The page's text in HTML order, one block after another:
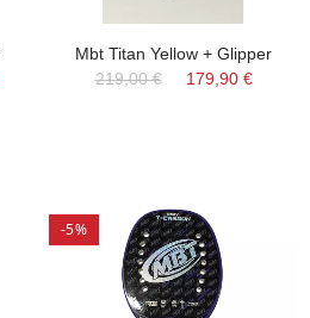
Mbt Titan Yellow + Glipper
219,00 €
179,90 €
-5%